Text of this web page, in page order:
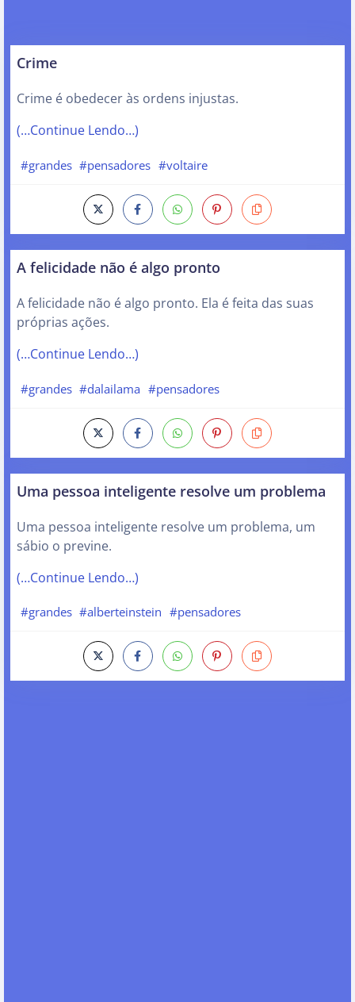
Crime
Crime é obedecer às ordens injustas.
(…Continue Lendo…)
#grandes #pensadores #voltaire
A felicidade não é algo pronto
A felicidade não é algo pronto. Ela é feita das suas
próprias ações.
(…Continue Lendo…)
#grandes #dalailama #pensadores
Uma pessoa inteligente resolve um problema
Uma pessoa inteligente resolve um problema, um
sábio o previne.
(…Continue Lendo…)
#grandes #alberteinstein #pensadores